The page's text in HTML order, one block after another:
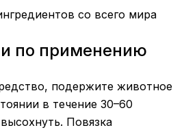
со всего мира
по применению
подержите животное
в течение 30–60
Повязка